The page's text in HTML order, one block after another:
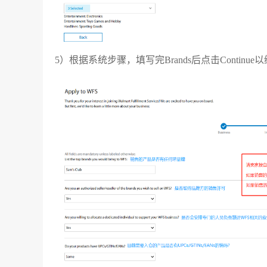
5）根据系统步骤，填写完Brands后点击Continue以